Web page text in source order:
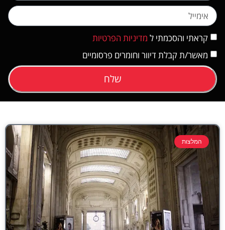
קראתי והסכמתי ל מדיניות הפרטיות
מאשר/ת קבלת דיוור וחומרים פרסומיים
שלח
המלצות